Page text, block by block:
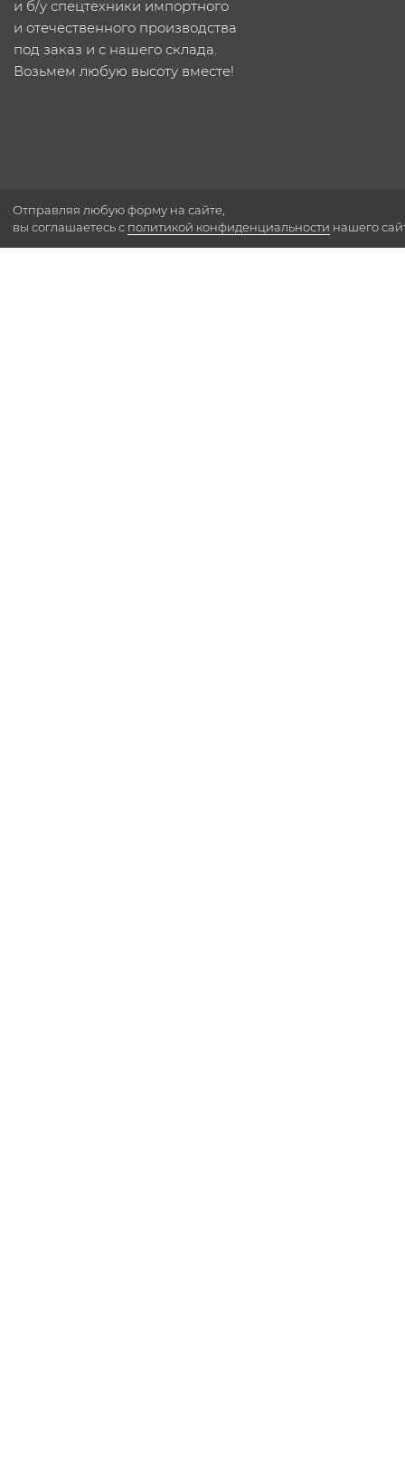
и б/у спецтехники импортного
и отечественного производства
под заказ и с нашего склада.
Возьмем любую высоту вместе!
Отправляя любую форму на сайте,
вы соглашаетесь с политикой конфиденциальности нашего